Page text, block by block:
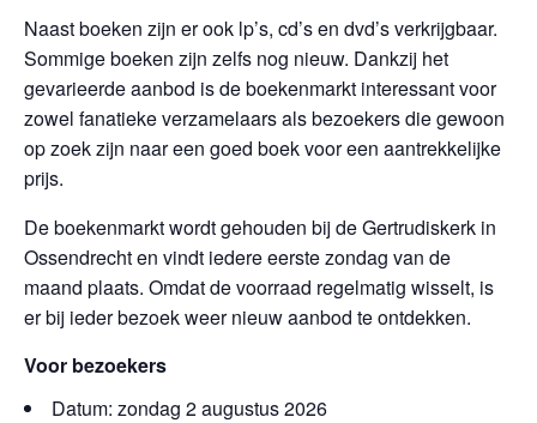
Naast boeken zijn er ook lp’s, cd’s en dvd’s verkrijgbaar.
Sommige boeken zijn zelfs nog nieuw. Dankzij het
gevarieerde aanbod is de boekenmarkt interessant voor
zowel fanatieke verzamelaars als bezoekers die gewoon
op zoek zijn naar een goed boek voor een aantrekkelijke
prijs.
De boekenmarkt wordt gehouden bij de Gertrudiskerk in
Ossendrecht en vindt iedere eerste zondag van de
maand plaats. Omdat de voorraad regelmatig wisselt, is
er bij ieder bezoek weer nieuw aanbod te ontdekken.
Voor bezoekers
Datum: zondag 2 augustus 2026